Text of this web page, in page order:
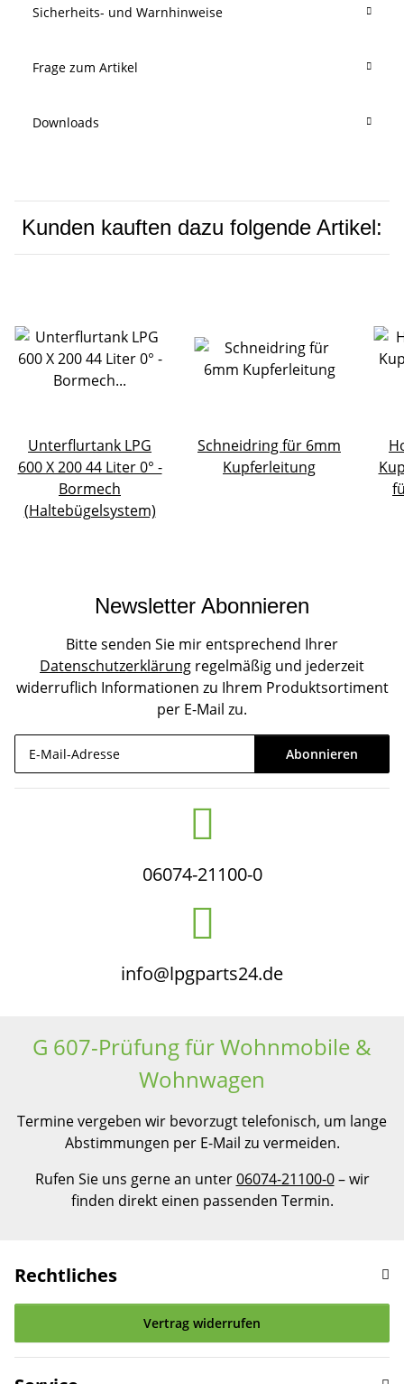
Sicherheits- und Warnhinweise
Frage zum Artikel
Downloads
Kunden kauften dazu folgende Artikel:
Unterflurtank LPG
600 X 200 44 Liter 0° -
Bormech
(Haltebügelsystem)
Schneidring für 6mm
Kupferleitung
Newsletter Abonnieren
Bitte senden Sie mir entsprechend Ihrer
Datenschutzerklärung regelmäßig und jederzeit
widerruflich Informationen zu Ihrem Produktsortiment
per E-Mail zu.
Abonnieren
06074-21100-0
info@lpgparts24.de
G 607-Prüfung für Wohnmobile &
Wohnwagen
Termine vergeben wir bevorzugt telefonisch, um lange
Abstimmungen per E-Mail zu vermeiden.
Rufen Sie uns gerne an unter06074-21100-0– wir
finden direkt einen passenden Termin.
Rechtliches
Vertrag widerrufen